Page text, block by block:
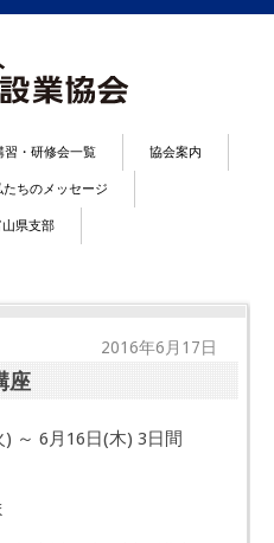
習・研修会一覧 協会案内
たちのメッセージ
県支部
2016年6月17日
座
) ～ 6月16日(木) 3日間